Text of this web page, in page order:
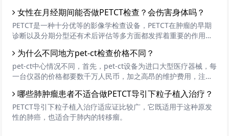
女性在月经期间能否做PETCT检查？会伤害身体吗？
PETCT是一种十分优等的影像学检查设备，PETCT在肿瘤的早期
诊断以及分期分型还有术后评估等多方面都发挥着重要的作用，
防。PETCT检查是需要提前预约的，但是有些女性，预约时间刚
刚好事月经期间，我们都知道，女性月经期间身体是比较虚弱
的，那么，女性在月经期间能否做PETCT检查？会伤害身体吗？
为什么不同地方pet-ct检查价格不同？
pet-ct中心情况不同，首先，pet-ct设备为进口大型医疗器械，每
一台仪器的价格都要数千万人民币，加之高昂的维护费用，注定
一样，专家也不一样，中心硬件设施不一样。设备越先机，引进
的价格就越高；知名的专家的薪资等也是不小的支出。
哪些肺肿瘤患者不适合做PETCT导引下粒子植入治疗？
PETCT导引下粒子植入治疗适应证比较广，它既适用于这种原发
性的肺癌，也适合于肺内的转移瘤。